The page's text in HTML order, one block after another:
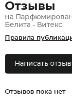
Отзывы
на
Белита - Витекс
Правила
Написать отзыв
Отзывов пока нет